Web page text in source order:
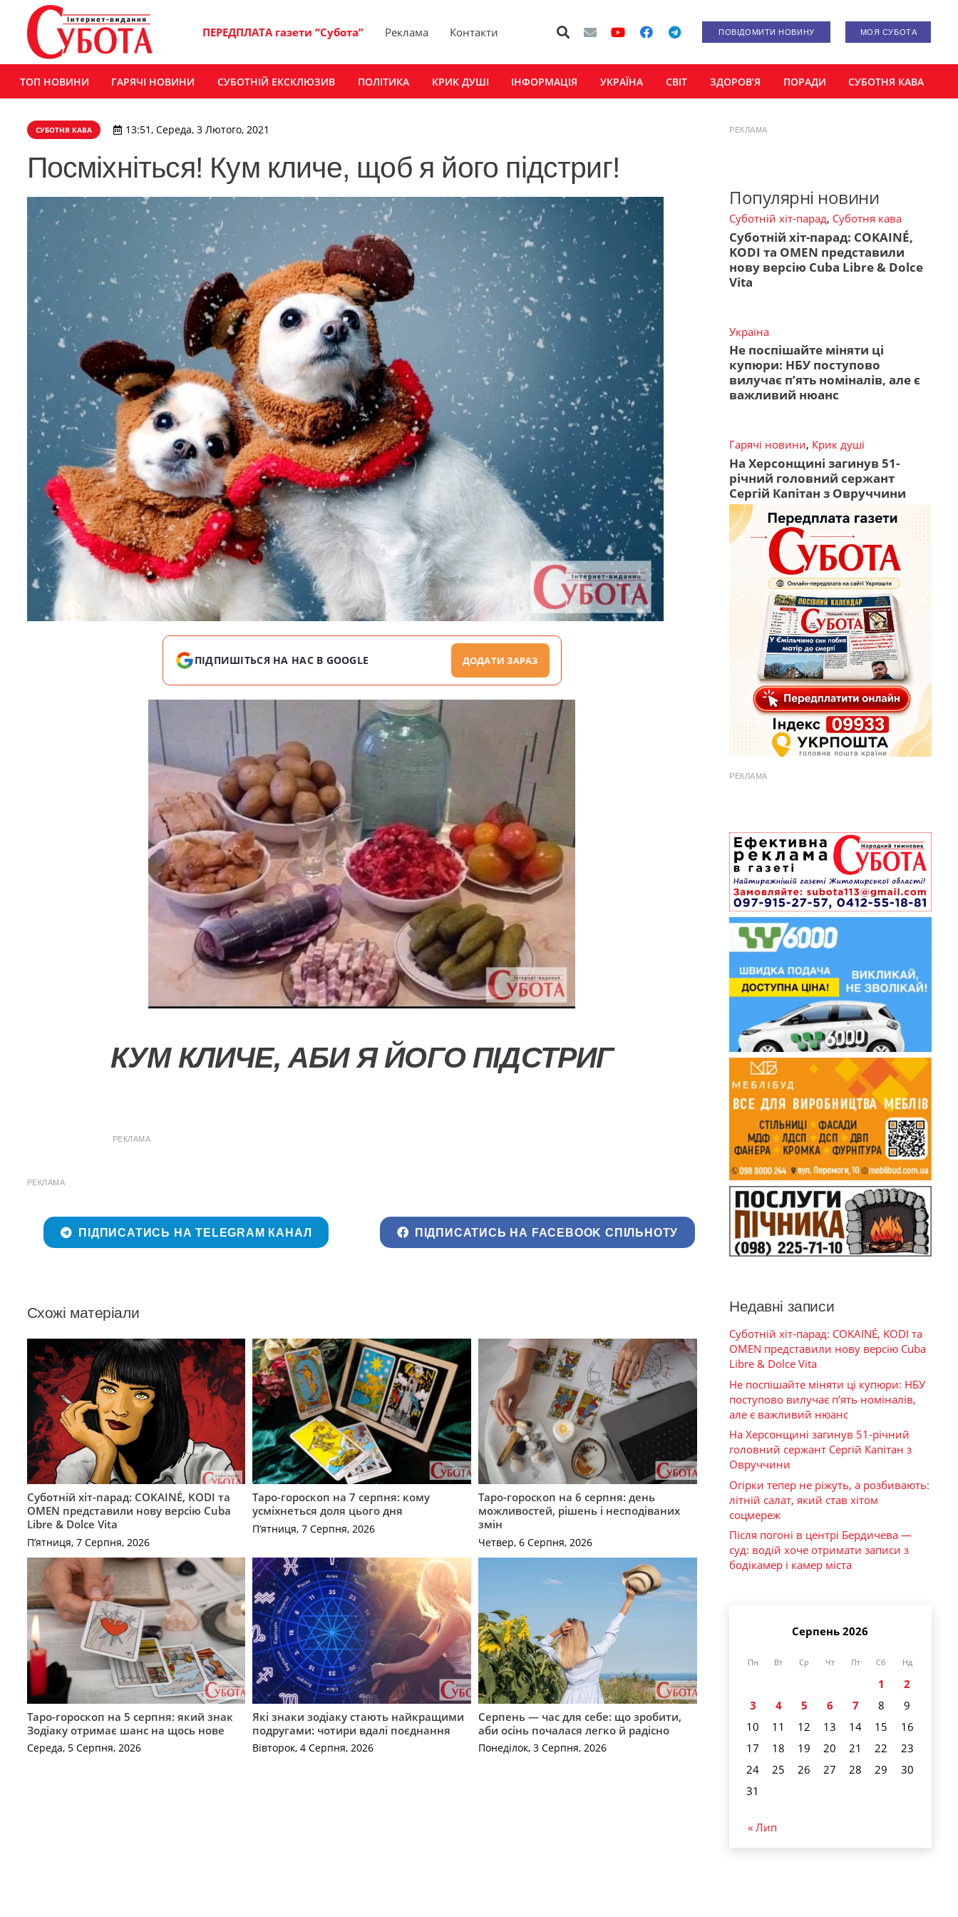
ПЕРЕДПЛАТА газети “Субота” Реклама Контакти ПОВІДОМИТИ НОВИНУ МОЯ СУБОТА
ТОП НОВИНИ ГАРЯЧІ НОВИНИ СУБОТНІЙ ЕКСКЛЮЗИВ ПОЛІТИКА КРИК ДУШІ ІНФОРМАЦІЯ УКРАЇНА СВІТ ЗДОРОВ’Я ПОРАДИ СУБОТНЯ КАВА
СУБОТНЯ КАВА 13:51, Середа, 3 Лютого, 2021
Посміхніться! Кум кличе, щоб я його підстриг!
ПІДПИШІТЬСЯ НА НАС В GOOGLE ДОДАТИ ЗАРАЗ
КУМ КЛИЧЕ, АБИ Я ЙОГО ПІДСТРИГ
РЕКЛАМА
РЕКЛАМА
ПІДПИСАТИСЬ НА TELEGRAM КАНАЛ ПІДПИСАТИСЬ НА FACEBOOK СПІЛЬНОТУ
Схожі матеріали
Суботній хіт-парад: COKAINÉ, KODI та
OMEN представили нову версію Cuba
Libre & Dolce Vita
П’ятниця, 7 Серпня, 2026
Таро-гороскоп на 7 серпня: кому
усміхнеться доля цього дня
П’ятниця, 7 Серпня, 2026
Таро-гороскоп на 6 серпня: день
можливостей, рішень і несподіваних
змін
Четвер, 6 Серпня, 2026
Таро-гороскоп на 5 серпня: який знак
Зодіаку отримає шанс на щось нове
Середа, 5 Серпня, 2026
Які знаки зодіаку стають найкращими
подругами: чотири вдалі поєднання
Вівторок, 4 Серпня, 2026
Серпень — час для себе: що зробити,
аби осінь почалася легко й радісно
Понеділок, 3 Серпня, 2026
РЕКЛАМА
Популярні новини
Суботній хіт-парад, Суботня кава
Суботній хіт-парад: COKAINÉ,
KODI та OMEN представили
нову версію Cuba Libre & Dolce
Vita
Україна
Не поспішайте міняти ці
купюри: НБУ поступово
вилучає п’ять номіналів, але є
важливий нюанс
Гарячі новини, Крик душі
На Херсонщині загинув 51-
річний головний сержант
Сергій Капітан з Овруччини
РЕКЛАМА
Недавні записи
Суботній хіт-парад: COKAINÉ, KODI та
OMEN представили нову версію Cuba
Libre & Dolce Vita
Не поспішайте міняти ці купюри: НБУ
поступово вилучає п’ять номіналів,
але є важливий нюанс
На Херсонщині загинув 51-річний
головний сержант Сергій Капітан з
Овруччини
Огірки тепер не ріжуть, а розбивають:
літній салат, який став хітом
соцмереж
Після погоні в центрі Бердичева —
суд: водій хоче отримати записи з
бодікамер і камер міста
Серпень 2026
Пн Вт Ср Чт Пт Сб Нд
1
2
3
4 5 6 7 8
9
10
11 12 13 14 15
16
17
18 19 20 21 22
23
24
25 26 27 28 29
30
31
« Лип